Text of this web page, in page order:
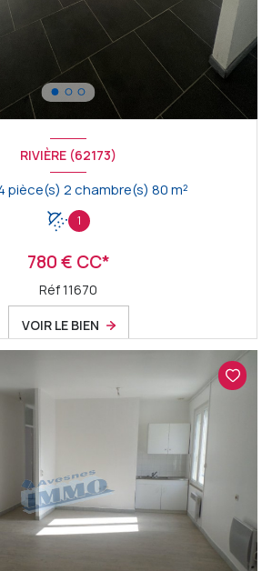
RIVIÈRE (62173)
Maison 4 pièce(s) 2 chambre(s) 80 m²
1
780 € CC*
Réf 11670
VOIR LE BIEN